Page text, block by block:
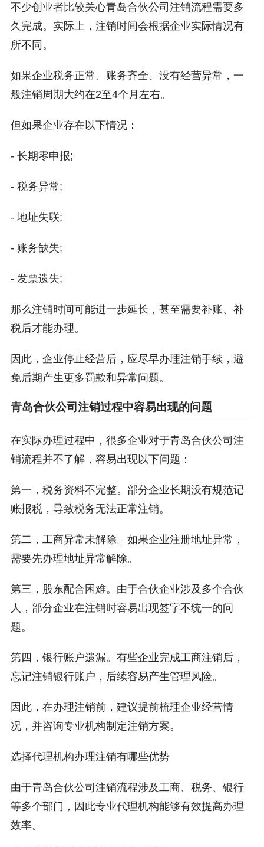
不少创业者比较关心青岛合伙公司注销流程需要多
久完成。实际上，注销时间会根据企业实际情况有
所不同。
如果企业税务正常、账务齐全、没有经营异常，一
般注销周期大约在2至4个月左右。
但如果企业存在以下情况：
- 长期零申报;
- 税务异常;
- 地址失联;
- 账务缺失;
- 发票遗失;
那么注销时间可能进一步延长，甚至需要补账、补
税后才能办理。
因此，企业停止经营后，应尽早办理注销手续，避
免后期产生更多罚款和异常问题。
青岛合伙公司注销过程中容易出现的问题
在实际办理过程中，很多企业对于青岛合伙公司注
销流程并不了解，容易出现以下问题：
第一，税务资料不完整。部分企业长期没有规范记
账报税，导致税务无法正常注销。
第二，工商异常未解除。如果企业注册地址异常，
需要先办理地址异常解除。
第三，股东配合困难。由于合伙企业涉及多个合伙
人，部分企业在注销时容易出现签字不统一的问
题。
第四，银行账户遗漏。有些企业完成工商注销后，
忘记注销银行账户，后续容易产生管理风险。
因此，在办理注销前，建议提前梳理企业经营情
况，并咨询专业机构制定注销方案。
选择代理机构办理注销有哪些优势
由于青岛合伙公司注销流程涉及工商、税务、银行
等多个部门，因此专业代理机构能够有效提高办理
效率。